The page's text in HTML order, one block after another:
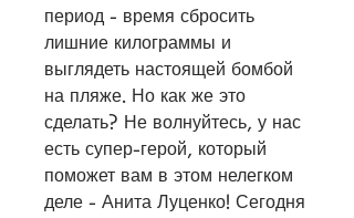
период - время сбросить
лишние килограммы и
выглядеть настоящей бомбой
на пляже. Но как же это
сделать? Не волнуйтесь, у нас
есть супер-герой, который
поможет вам в этом нелегком
деле - Анита Луценко! Сегодня